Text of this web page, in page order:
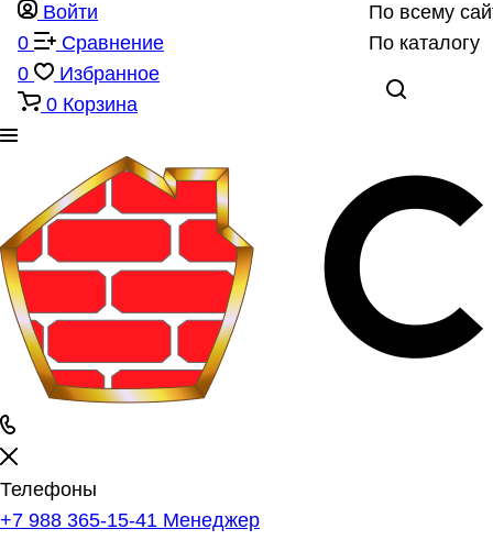
По всему
По каталогу
Войти
0
Сравнение
0
Избранное
0 Корзина
Телефоны
+7 988 365-15-41 Менеджер